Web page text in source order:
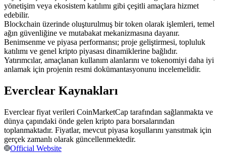
USDC Vadeli İşlemleri
USDC'yi teminat olarak kullanan vadeli işlemler
Kopya Ticaret
En iyi traderlarla güçlerinizi birleştirin
yönetişim veya ekosistem katılımı gibi çeşitli amaçlara hizmet
edebilir.
Blockchain üzerinde oluşturulmuş bir token olarak işlemleri, temel
ağın güvenliğine ve mutabakat mekanizmasına dayanır.
Benimsenme ve piyasa performansı; proje geliştirmesi, topluluk
katılımı ve genel kripto piyasası dinamiklerine bağlıdır.
Yatırımcılar, amaçlanan kullanım alanlarını ve tokenomiyi daha iyi
anlamak için projenin resmi dokümantasyonunu incelemelidir.
Everclear Kaynakları
Everclear fiyat verileri CoinMarketCap tarafından sağlanmakta ve
dünya çapındaki önde gelen kripto para borsalarından
toplanmaktadır. Fiyatlar, mevcut piyasa koşullarını yansıtmak için
gerçek zamanlı olarak güncellenmektedir.
Official Website